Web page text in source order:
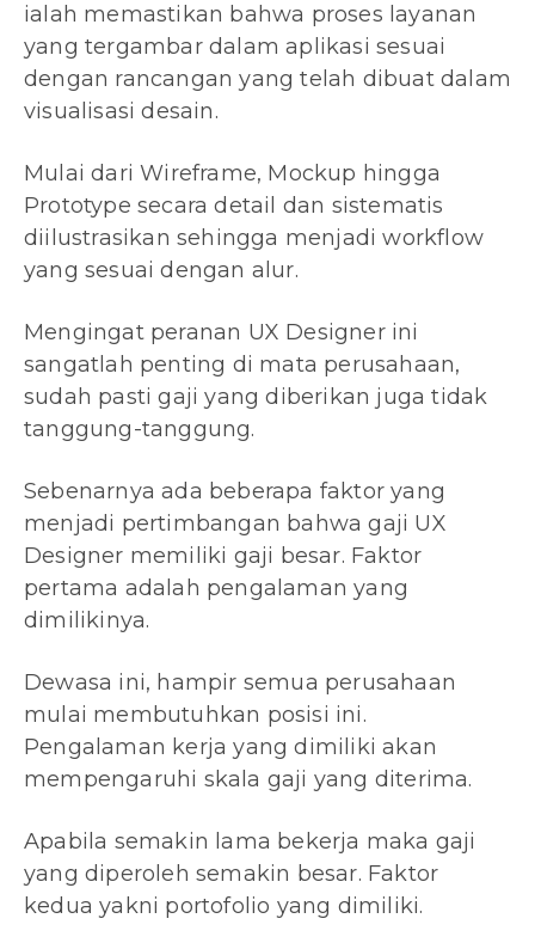
ialah memastikan bahwa proses layanan
yang tergambar dalam aplikasi sesuai
dengan rancangan yang telah dibuat dalam
visualisasi desain.
Mulai dari Wireframe, Mockup hingga
Prototype secara detail dan sistematis
diilustrasikan sehingga menjadi workflow
yang sesuai dengan alur.
Mengingat peranan UX Designer ini
sangatlah penting di mata perusahaan,
sudah pasti gaji yang diberikan juga tidak
tanggung-tanggung.
Sebenarnya ada beberapa faktor yang
menjadi pertimbangan bahwa gaji UX
Designer memiliki gaji besar. Faktor
pertama adalah pengalaman yang
dimilikinya.
Dewasa ini, hampir semua perusahaan
mulai membutuhkan posisi ini.
Pengalaman kerja yang dimiliki akan
mempengaruhi skala gaji yang diterima.
Apabila semakin lama bekerja maka gaji
yang diperoleh semakin besar. Faktor
kedua yakni portofolio yang dimiliki.